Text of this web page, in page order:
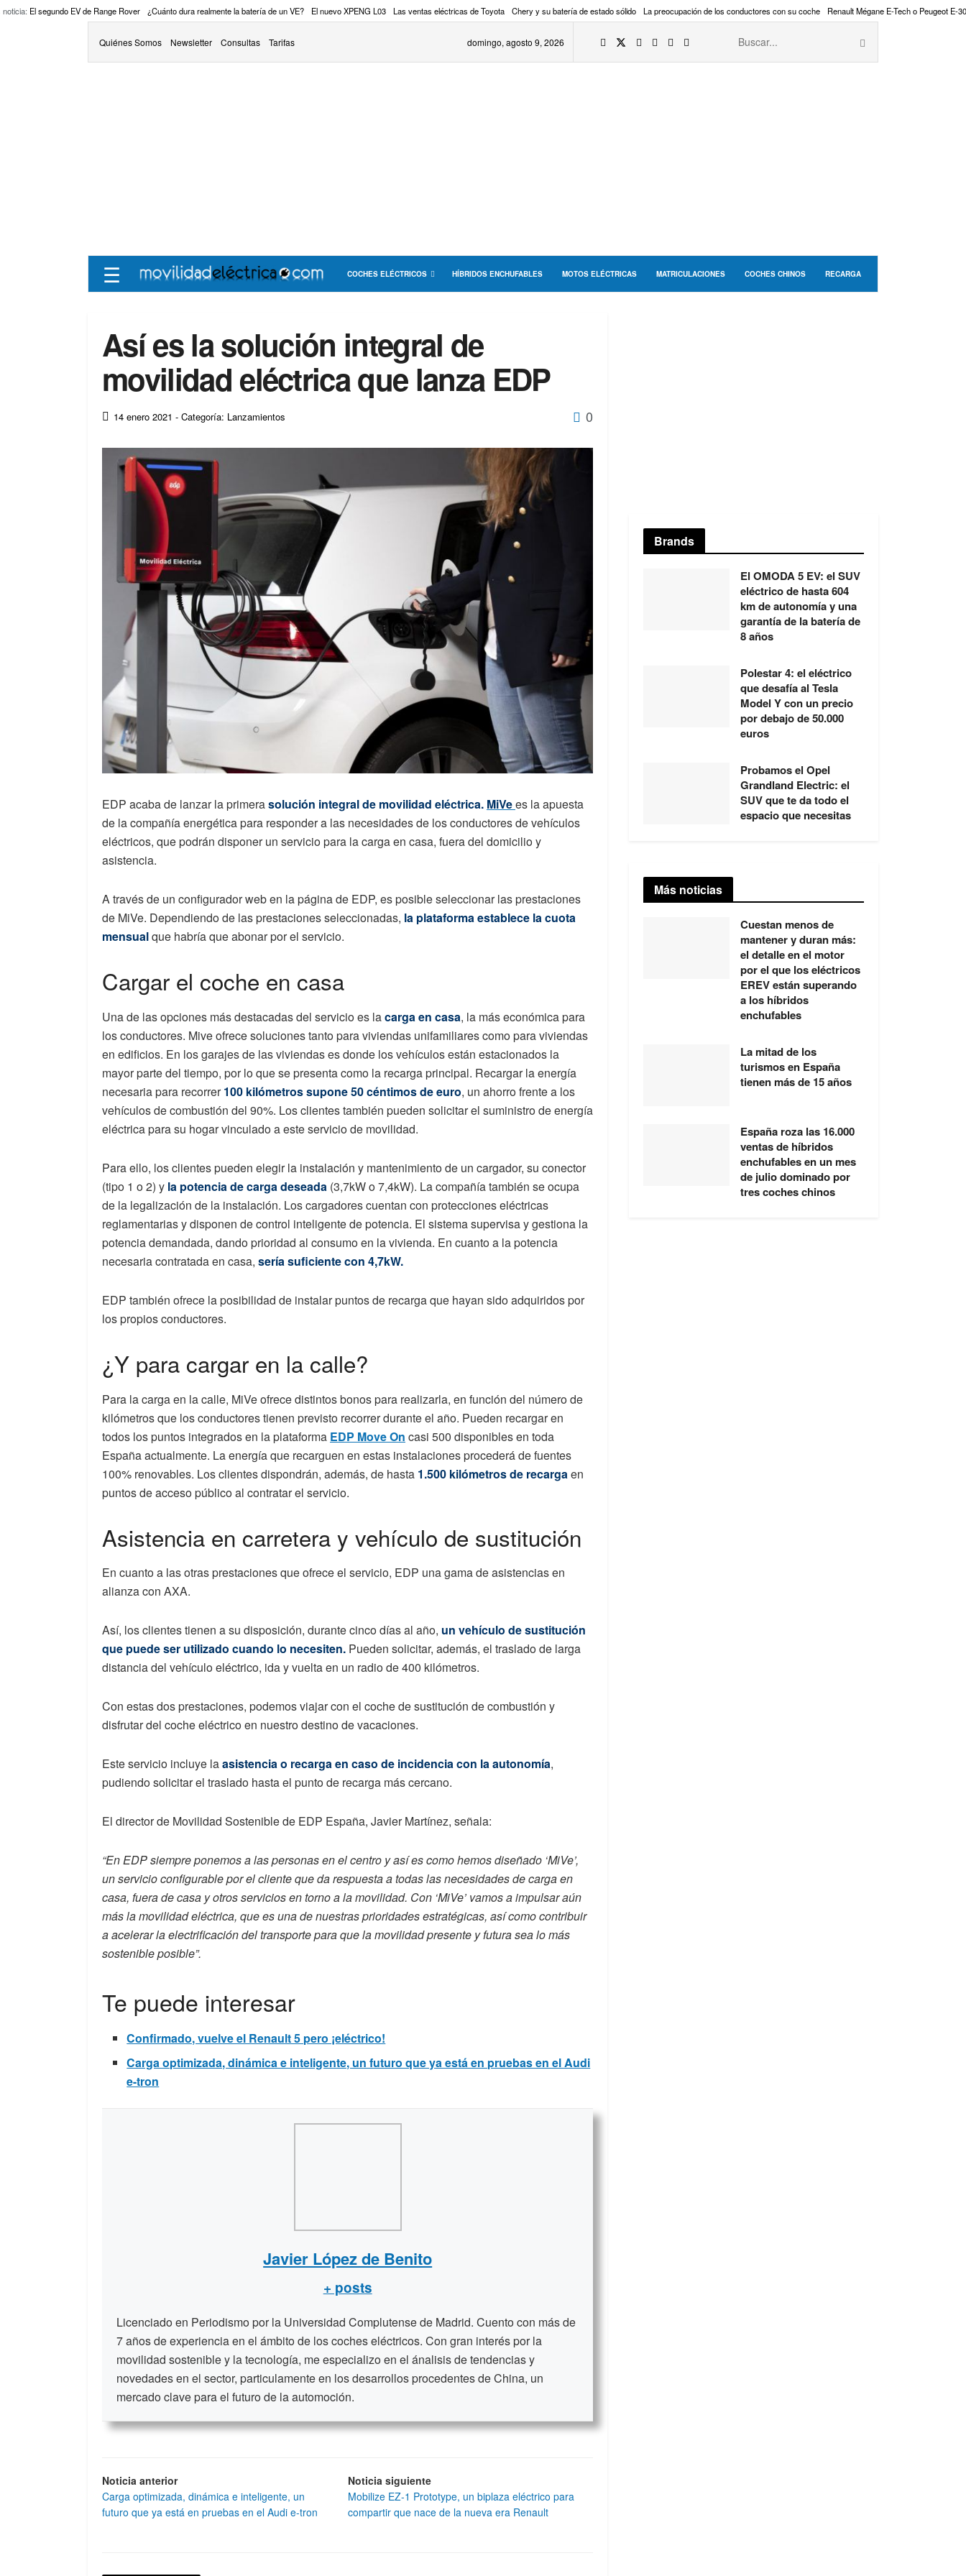
noticia: El segundo EV de Range Rover ¿Cuánto dura realmente la batería de un VE? El nuevo XPENG L03 Las ventas eléctricas de Toyota Chery y su batería de estado sólido La preocupación de los conductores con su coche Renault Mégane E-Tech o Peugeot E-
Quiénes Somos Newsletter Consultas Tarifas domingo, agosto 9, 2026
☰ COCHES ELÉCTRICOS HÍBRIDOS ENCHUFABLES MOTOS ELÉCTRICAS MATRICULACIONES COCHES CHINOS RECARGA
Así es la solución integral de
movilidad eléctrica que lanza EDP
14 enero 2021 - Categoría: Lanzamientos 0
EDP acaba de lanzar la primerasolución integral de movilidad eléctrica. MiVees la apuesta
de la compañía energética para responder a las necesidades de los conductores de vehículos
eléctricos, que podrán disponer un servicio para la carga en casa, fuera del domicilio y
asistencia.
A través de un configurador web en la página de EDP, es posible seleccionar las prestaciones
de MiVe. Dependiendo de las prestaciones seleccionadas, la plataforma establece la cuota
mensualque habría que abonar por el servicio.
Cargar el coche en casa
Una de las opciones más destacadas del servicio es lacarga en casa, la más económica para
los conductores. Mive ofrece soluciones tanto para viviendas unifamiliares como para viviendas
en edificios. En los garajes de las viviendas es donde los vehículos están estacionados la
mayor parte del tiempo, por lo que se presenta como la recarga principal. Recargar la energía
necesaria para recorrer100 kilómetros supone 50 céntimos de euro, un ahorro frente a los
vehículos de combustión del 90%. Los clientes también pueden solicitar el suministro de energía
eléctrica para su hogar vinculado a este servicio de movilidad.
Para ello, los clientes pueden elegir la instalación y mantenimiento de un cargador, su conector
(tipo 1 o 2) y la potencia de carga deseada (3,7kW o 7,4kW). La compañía también se ocupa
de la legalización de la instalación. Los cargadores cuentan con protecciones eléctricas
reglamentarias y disponen de control inteligente de potencia. El sistema supervisa y gestiona la
potencia demandada, dando prioridad al consumo en la vivienda. En cuanto a la potencia
necesaria contratada en casa, sería suficiente con 4,7kW.
EDP también ofrece la posibilidad de instalar puntos de recarga que hayan sido adquiridos por
los propios conductores.
¿Y para cargar en la calle?
Para la carga en la calle, MiVe ofrece distintos bonos para realizarla, en función del número de
kilómetros que los conductores tienen previsto recorrer durante el año. Pueden recargar en
todos los puntos integrados en la plataforma EDP Move On casi 500 disponibles en toda
España actualmente. La energía que recarguen en estas instalaciones procederá de fuentes
100% renovables. Los clientes dispondrán, además, de hasta 1.500 kilómetros de recarga en
puntos de acceso público al contratar el servicio.
Asistencia en carretera y vehículo de sustitución
En cuanto a las otras prestaciones que ofrece el servicio, EDP una gama de asistencias en
alianza con AXA.
Así, los clientes tienen a su disposición, durante cinco días al año, un vehículo de sustitución
que puede ser utilizado cuando lo necesiten. Pueden solicitar, además, el traslado de larga
distancia del vehículo eléctrico, ida y vuelta en un radio de 400 kilómetros.
Con estas dos prestaciones, podemos viajar con el coche de sustitución de combustión y
disfrutar del coche eléctrico en nuestro destino de vacaciones.
Este servicio incluye laasistencia o recarga en caso de incidencia con la autonomía,
pudiendo solicitar el traslado hasta el punto de recarga más cercano.
El director de Movilidad Sostenible de EDP España, Javier Martínez, señala:
“En EDP siempre ponemos a las personas en el centro y así es como hemos diseñado ‘MiVe’,
un servicio configurable por el cliente que da respuesta a todas las necesidades de carga en
casa, fuera de casa y otros servicios en torno a la movilidad. Con ‘MiVe’ vamos a impulsar aún
más la movilidad eléctrica, que es una de nuestras prioridades estratégicas, así como contribuir
a acelerar la electrificación del transporte para que la movilidad presente y futura sea lo más
sostenible posible”.
Te puede interesar
Confirmado, vuelve el Renault 5 pero ¡eléctrico!
Carga optimizada, dinámica e inteligente, un futuro que ya está en pruebas en el Audi
e-tron
Javier López de Benito
+ posts
Licenciado en Periodismo por la Universidad Complutense de Madrid. Cuento con más de
7 años de experiencia en el ámbito de los coches eléctricos. Con gran interés por la
movilidad sostenible y la tecnología, me especializo en el ánalisis de tendencias y
novedades en el sector, particulamente en los desarrollos procedentes de China, un
mercado clave para el futuro de la automoción.
Noticia anterior
Carga optimizada, dinámica e inteligente, un
futuro que ya está en pruebas en el Audi e-tron
Noticia siguiente
Mobilize EZ-1 Prototype, un biplaza eléctrico para
compartir que nace de la nueva era Renault
Brands
El OMODA 5 EV: el SUV
eléctrico de hasta 604
km de autonomía y una
garantía de la batería de
8 años
Polestar 4: el eléctrico
que desafía al Tesla
Model Y con un precio
por debajo de 50.000
euros
Probamos el Opel
Grandland Electric: el
SUV que te da todo el
espacio que necesitas
Más noticias
Cuestan menos de
mantener y duran más:
el detalle en el motor
por el que los eléctricos
EREV están superando
a los híbridos
enchufables
La mitad de los
turismos en España
tienen más de 15 años
España roza las 16.000
ventas de híbridos
enchufables en un mes
de julio dominado por
tres coches chinos